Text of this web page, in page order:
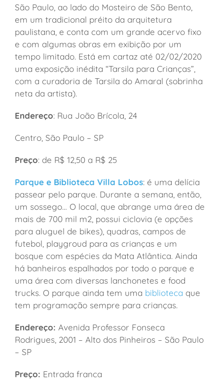
São Paulo, ao lado do Mosteiro de São Bento,
em um tradicional préito da arquitetura
paulistana, e conta com um grande acervo fixo
e com algumas obras em exibição por um
tempo limitado. Está em cartaz até 02/02/2020
uma exposição inédita “Tarsila para Crianças”,
com a curadoria de Tarsila do Amaral (sobrinha
neta da artista).
Endereço: Rua João Brícola, 24
Centro, São Paulo – SP
Preço: de R$ 12,50 a R$ 25
Parque e Biblioteca Villa Lobos: é uma delícia
passear pelo parque. Durante a semana, então,
um sossego… O local, que abrange uma área de
mais de 700 mil m2, possui ciclovia (e opções
para aluguel de bikes), quadras, campos de
futebol, playgroud para as crianças e um
bosque com espécies da Mata Atlântica. Ainda
há banheiros espalhados por todo o parque e
uma área com diversas lanchonetes e food
trucks. O parque ainda tem uma biblioteca que
tem programação sempre para crianças.
Endereço: Avenida Professor Fonseca
Rodrigues, 2001 – Alto dos Pinheiros – São Paulo
– SP
Preço: Entrada franca